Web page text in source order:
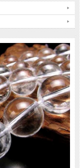
で、パワーストーン初心者
ど、定番中の定番天然石で
ックなどがある場合があり
る限り自然な色みになるよ
環境によって表示される色
、歪な珠が含まれているこ
が混ざっていることがあ